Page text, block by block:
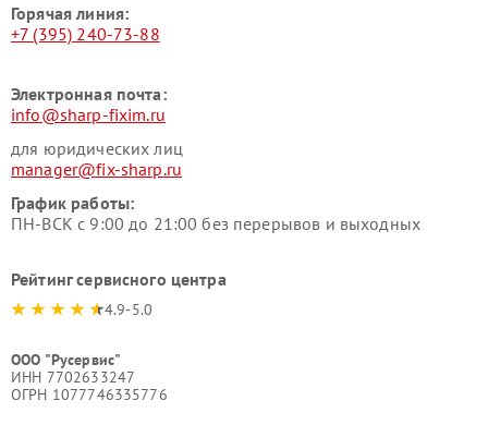
Горячая линия:
+7 (395) 240-73-88
Электронная почта:
info@sharp-fixim.ru
для юридических лиц
manager@fix-sharp.ru
График работы:
ПН-ВСК с 9:00 до 21:00 без перерывов и выходных
Рейтинг сервисного центра
4.9-5.0
ООО "Русервис"
ИНН 7702633247
ОГРН 1077746335776